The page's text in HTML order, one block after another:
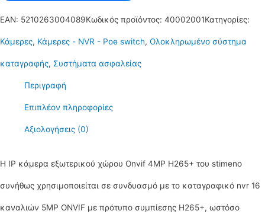
EAN: 5210263004089Κωδικός προϊόντος: 40002001Κατηγορίες:
Κάμερες, Κάμερες - NVR - Poe switch, Ολοκληρωμένο σύστημα
καταγραφής, Συστήματα ασφαλείας
Περιγραφή
Επιπλέον πληροφορίες
Αξιολογήσεις (0)
Η IP κάμερα εξωτερικού χώρου Onvif 4MP H265+ του stimeno
συνήθως χρησιμοποιείται σε συνδυασμό με το καταγραφικό nvr 16
καναλιών 5MP ONVIF με πρότυπο συμπίεσης H265+, ωστόσο